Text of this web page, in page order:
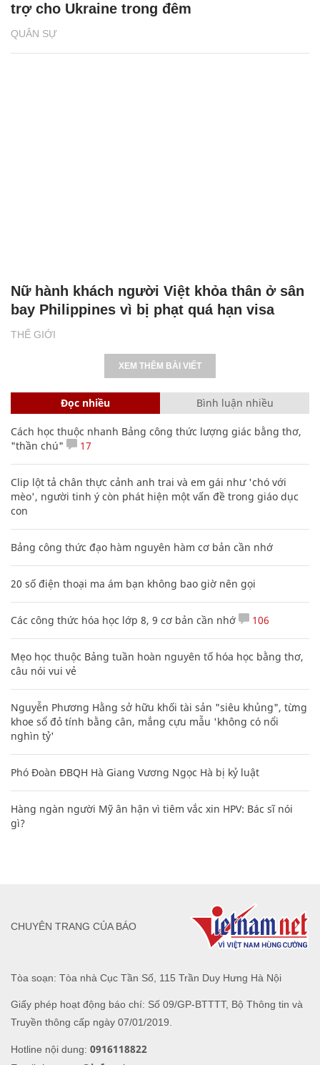
QUÂN SỰ
trợ cho Ukraine trong đêm
THẾ GIỚI
Nữ hành khách người Việt khỏa thân ở sân
bay Philippines vì bị phạt quá hạn visa
XEM THÊM BÀI VIẾT
Đọc nhiều Bình luận nhiều
Cách học thuộc nhanh Bảng công thức lượng giác bằng thơ,
"thần chú"
17
Clip lột tả chân thực cảnh anh trai và em gái như 'chó với
mèo', người tinh ý còn phát hiện một vấn đề trong giáo dục
con
Bảng công thức đạo hàm nguyên hàm cơ bản cần nhớ
20 số điện thoại ma ám bạn không bao giờ nên gọi
Các công thức hóa học lớp 8, 9 cơ bản cần nhớ 106
Mẹo học thuộc Bảng tuần hoàn nguyên tố hóa học bằng thơ,
câu nói vui vẻ
Nguyễn Phương Hằng sở hữu khối tài sản "siêu khủng", từng
khoe sổ đỏ tính bằng cân, mắng cựu mẫu 'không có nổi
nghìn tỷ'
Phó Đoàn ĐBQH Hà Giang Vương Ngọc Hà bị kỷ luật
Hàng ngàn người Mỹ ân hận vì tiêm vắc xin HPV: Bác sĩ nói
gì?
Tòa soạn: Tòa nhà Cục Tần Số, 115 Trần Duy Hưng Hà Nội
Giấy phép hoạt động báo chí: Số 09/GP-BTTTT, Bộ Thông tin và
Truyền thông cấp ngày 07/01/2019.
Hotline nội dung: 0916118822
CHUYÊN TRANG CỦA BÁO